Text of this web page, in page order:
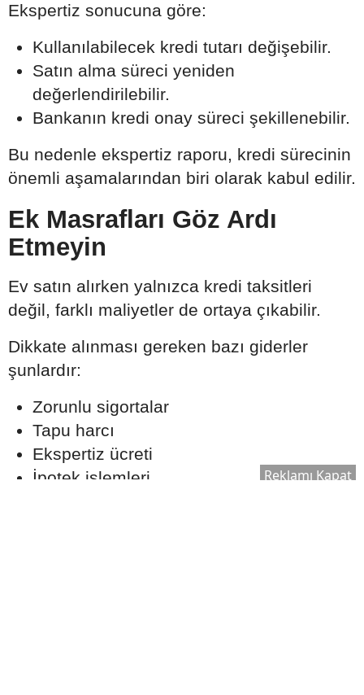
Ekspertiz sonucuna göre:
Kullanılabilecek kredi tutarı değişebilir.
Satın alma süreci yeniden
değerlendirilebilir.
Bankanın kredi onay süreci şekillenebilir.
Bu nedenle ekspertiz raporu, kredi sürecinin
önemli aşamalarından biri olarak kabul edilir.
Ek Masrafları Göz Ardı
Etmeyin
Ev satın alırken yalnızca kredi taksitleri
değil, farklı maliyetler de ortaya çıkabilir.
Dikkate alınması gereken bazı giderler
şunlardır:
Zorunlu sigortalar
Tapu harcı
Ekspertiz ücreti
İpotek işlemleri
Reklamı Kapat